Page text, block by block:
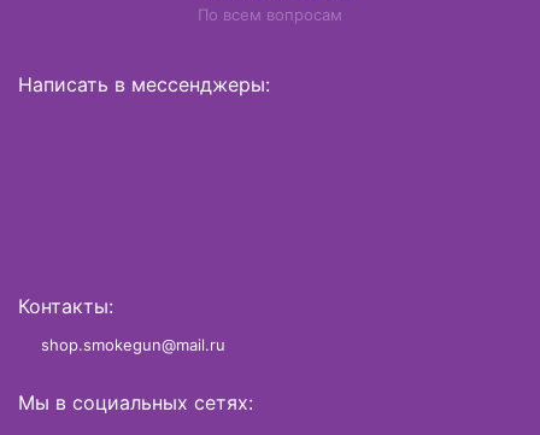
По всем вопросам
Написать в мессенджеры:
Контакты:
shop.smokegun@mail.ru
Мы в социальных сетях: